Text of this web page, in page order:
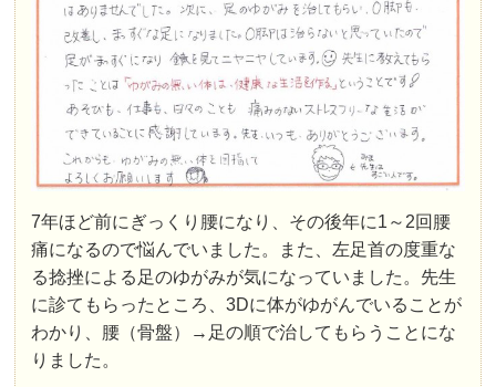
7年ほど前にぎっくり腰になり、その後年に1～2回腰
痛になるので悩んでいました。また、左足首の度重な
る捻挫による足のゆがみが気になっていました。先生
に診てもらったところ、3Dに体がゆがんでいることが
わかり、腰（骨盤）→足の順で治してもらうことにな
りました。